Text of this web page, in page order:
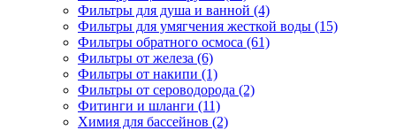
Фильтры для душа и ванной (4)
Фильтры для умягчения жесткой воды (15)
Фильтры обратного осмоса (61)
Фильтры от железа (6)
Фильтры от накипи (1)
Фильтры от сероводорода (2)
Фитинги и шланги (11)
Химия для бассейнов (2)